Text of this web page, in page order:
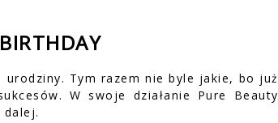
Tym razem nie byle jakie, bo już
W swoje działanie Pure Beauty
dalej.